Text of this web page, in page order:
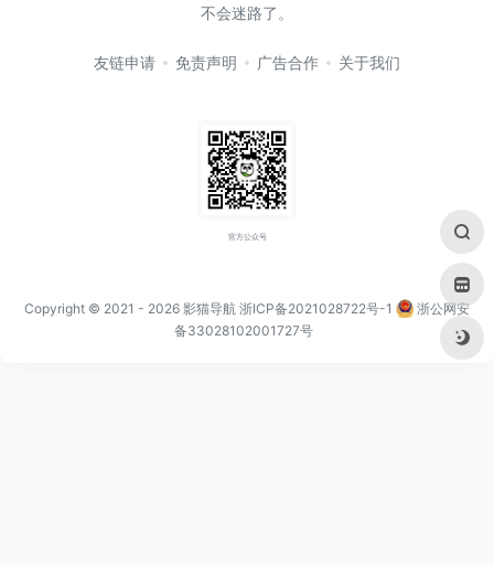
不会迷路了。
友链申请 免责声明 广告合作 关于我们
官方公众号
Copyright © 2021 - 2026 影猫导航 浙ICP备2021028722号-1
浙公网安
备33028102001727号